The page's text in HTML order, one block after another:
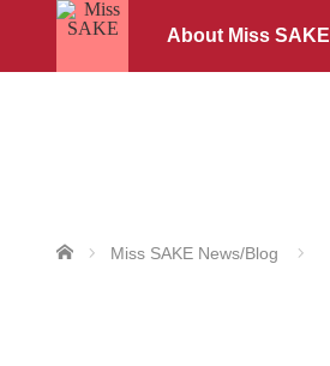
About Miss SAKE
ホーム Miss SAKE News/Blog